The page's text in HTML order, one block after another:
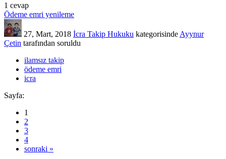
1 cevap
Ödeme emri yenileme
27, Mart, 2018 İcra Takip Hukuku kategorisinde Ayynur
Çetin tarafından soruldu
ilamsız takip
ödeme emri
icra
Sayfa:
1
2
3
4
sonraki »